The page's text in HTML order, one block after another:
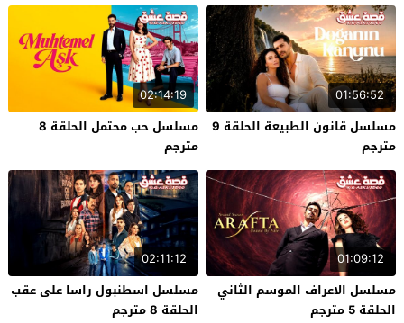
01:56:52
مسلسل قانون الطبيعة الحلقة 9
مترجم
02:14:19
مسلسل حب محتمل الحلقة 8
مترجم
01:09:12
مسلسل الاعراف الموسم الثاني
الحلقة 5 مترجم
02:11:12
مسلسل اسطنبول راسا على عقب
الحلقة 8 مترجم